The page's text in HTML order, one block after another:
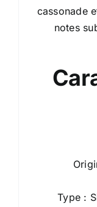
cassonade
notes
Type :